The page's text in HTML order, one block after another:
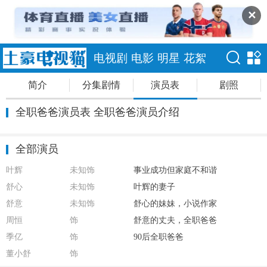
✕
电视剧 电影 明星 花絮
简介 分集剧情 演员表 剧照
全职爸爸演员表 全职爸爸演员介绍
全部演员
叶辉 未知饰
事业成功但家庭不和谐
舒心
未知饰
叶辉的妻子
舒意
未知饰
舒心的妹妹，小说作家
周恒
饰
舒意的丈夫，全职爸爸
季亿
饰
90后全职爸爸
董小舒
饰